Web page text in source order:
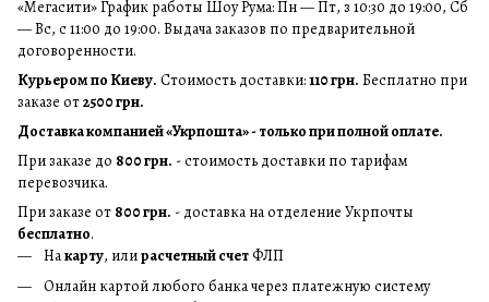
«Мегасити» График работы Шоу Рума: Пн — Пт, з 10:30 до 19:00, Сб
— Вс, с 11:00 до 19:00. Выдача заказов по предварительной
договоренности.
Курьером по Киеву. Стоимость доставки:110 грн. Бесплатно при
заказе от2500 грн.
Доставка компанией «Укрпошта» - только при полной оплате.
При заказе до 800 грн. - стоимость доставки по тарифам
перевозчика.
При заказе от 800 грн. - доставка на отделение Укрпочты
бесплатно.
Накарту, илирасчетный счетФЛП
Онлайн картой любого банка через платежную систему